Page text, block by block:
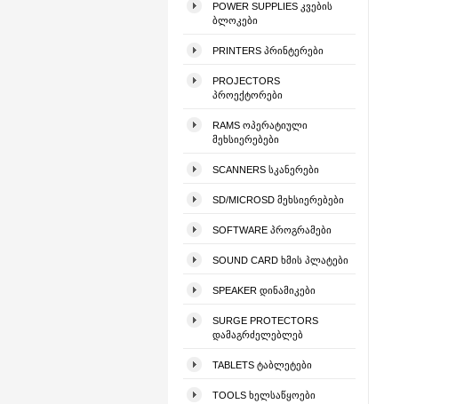
POWER SUPPLIES ᲙᲕᲔᲑᲘᲡ
ᲑᲚᲝᲙᲔᲑᲘ
PRINTERS ᲞᲠᲘᲜᲢᲔᲠᲔᲑᲘ
PROJECTORS
ᲞᲠᲝᲔᲥᲢᲝᲠᲔᲑᲘ
RAMS ᲝᲞᲔᲠᲐᲢᲘᲣᲚᲘ
ᲛᲔᲮᲡᲘᲔᲠᲔᲑᲔᲑᲘ
SCANNERS ᲡᲙᲐᲜᲔᲠᲔᲑᲘ
SD/MICROSD ᲛᲔᲮᲡᲘᲔᲠᲔᲑᲔᲑᲘ
SOFTWARE ᲞᲠᲝᲒᲠᲐᲛᲔᲑᲘ
SOUND CARD ᲮᲛᲘᲡ ᲞᲚᲐᲢᲔᲑᲘ
SPEAKER ᲓᲘᲜᲐᲛᲘᲙᲔᲑᲘ
SURGE PROTECTORS
ᲓᲐᲛᲐᲒᲠᲫᲔᲚᲔᲑᲚᲔᲑ
TABLETS ᲢᲐᲑᲚᲔᲢᲔᲑᲘ
TOOLS ᲮᲔᲚᲡᲐᲬᲧᲝᲔᲑᲘ